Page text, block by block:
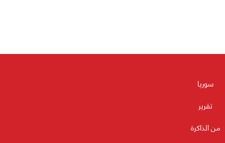
سوريا
تقرير
من الذاكرة